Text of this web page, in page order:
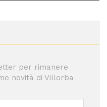
per rimanere
novità di Villorba